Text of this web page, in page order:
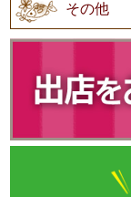
その他